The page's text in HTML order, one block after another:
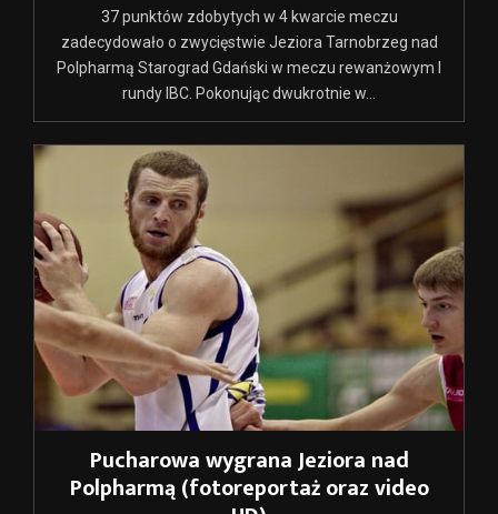
37 punktów zdobytych w 4 kwarcie meczu
zadecydowało o zwycięstwie Jeziora Tarnobrzeg nad
Polpharmą Starograd Gdański w meczu rewanżowym I
rundy IBC. Pokonując dwukrotnie w...
Pucharowa wygrana Jeziora nad
Polpharmą (fotoreportaż oraz video